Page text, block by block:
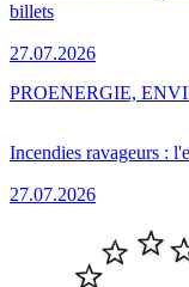
billets
27.07.2026
Incendies ravageurs :
27.07.2026
PROENERGIE,